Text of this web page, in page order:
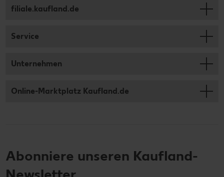
filiale.kaufland.de
Service
Unternehmen
Online-Marktplatz Kaufland.de
Abonniere unseren Kaufland-